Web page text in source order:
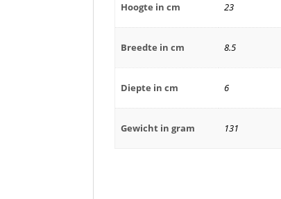
Hoogte in cm 23
Breedte in cm 8.5
Diepte in cm 6
Gewicht in gram 131